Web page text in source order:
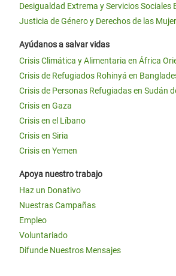
Desigualdad Extrema y Servicios Sociales
Justicia de Género y Derechos de las
Ayúdanos a salvar vidas
Crisis Climática y Alimentaria en África
Crisis de Refugiados Rohinyá en
Crisis de Personas Refugiadas en Sudán
Crisis en Gaza
Crisis en el Líbano
Crisis en Siria
Crisis en Yemen
Apoya nuestro trabajo
Haz un Donativo
Nuestras Campañas
Empleo
Voluntariado
Difunde Nuestros Mensajes